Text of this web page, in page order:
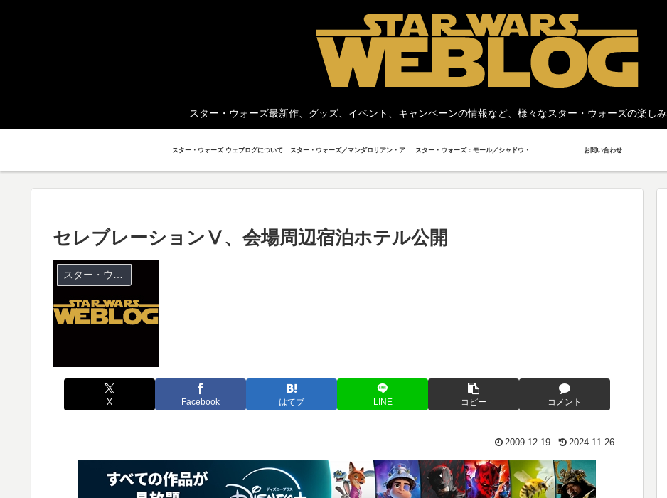
スター・ウォーズ最新作、グッズ、イベント、キャンペーンの情報など、様々なスター・ウォーズの楽しみ
スター・ウォーズ ウェブログについて お問い合わせ
セレブレーションⅤ、会場周辺宿泊ホテル公開
スター・ウォーズ セレブレーション
X Facebook はてブ LINE コピー コメント
2009.12.19 2024.11.26